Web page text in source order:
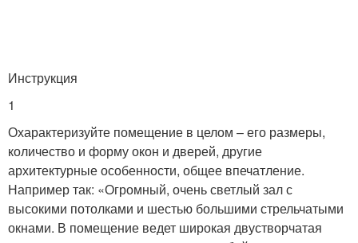
Инструкция
1
Охарактеризуйте помещение в целом – его размеры,
количество и форму окон и дверей, другие
архитектурные особенности, общее впечатление.
Например так: «Огромный, очень светлый зал с
высокими потолками и шестью большими стрельчатыми
окнами. В помещение ведет широкая двустворчатая